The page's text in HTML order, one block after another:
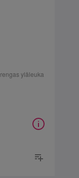
yläleuka